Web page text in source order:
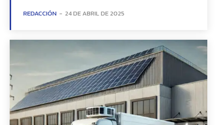
REDACCIÓN - 24 DE ABRIL DE 2025